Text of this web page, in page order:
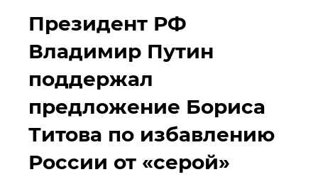
Президент РФ
Владимир Путин
поддержал
предложение Бориса
Титова по избавлению
России от «серой»